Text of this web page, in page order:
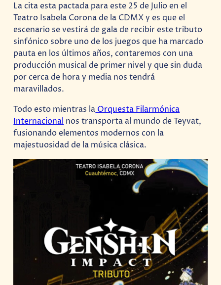
La cita esta pactada para este 25 de Julio en el
Teatro Isabela Corona de la CDMX y es que el
escenario se vestirá de gala de recibir este tributo
sinfónico sobre uno de los juegos que ha marcado
pauta en los últimos años, contaremos con una
producción musical de primer nivel y que sin duda
por cerca de hora y media nos tendrá
maravillados.
Todo esto mientras la Orquesta Filarmónica
Internacional nos transporta al mundo de Teyvat,
fusionando elementos modernos con la
majestuosidad de la música clásica.